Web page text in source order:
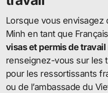
Lorsque vous envisagez
Minh en tant que
visas et permis de travail
renseignez-vous sur les
pour les ressortissants
ou de l’ambassade du